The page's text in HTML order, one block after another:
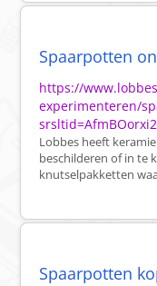
Spaarpotten
https://
experimenteren/
Lobbes heeft
beschilderen of in te
knutselpakketten
Spaarpotten